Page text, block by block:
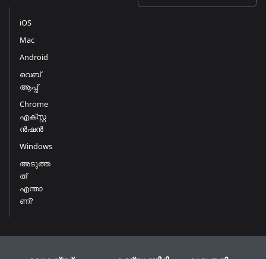
iOS
Mac
Android
വെബ്
ആപ്പ്
Chrome
എക്സ്റ്റ
ൻഷൻ
Windows
അടുത്ത
ത്
എന്താ
ണ്?